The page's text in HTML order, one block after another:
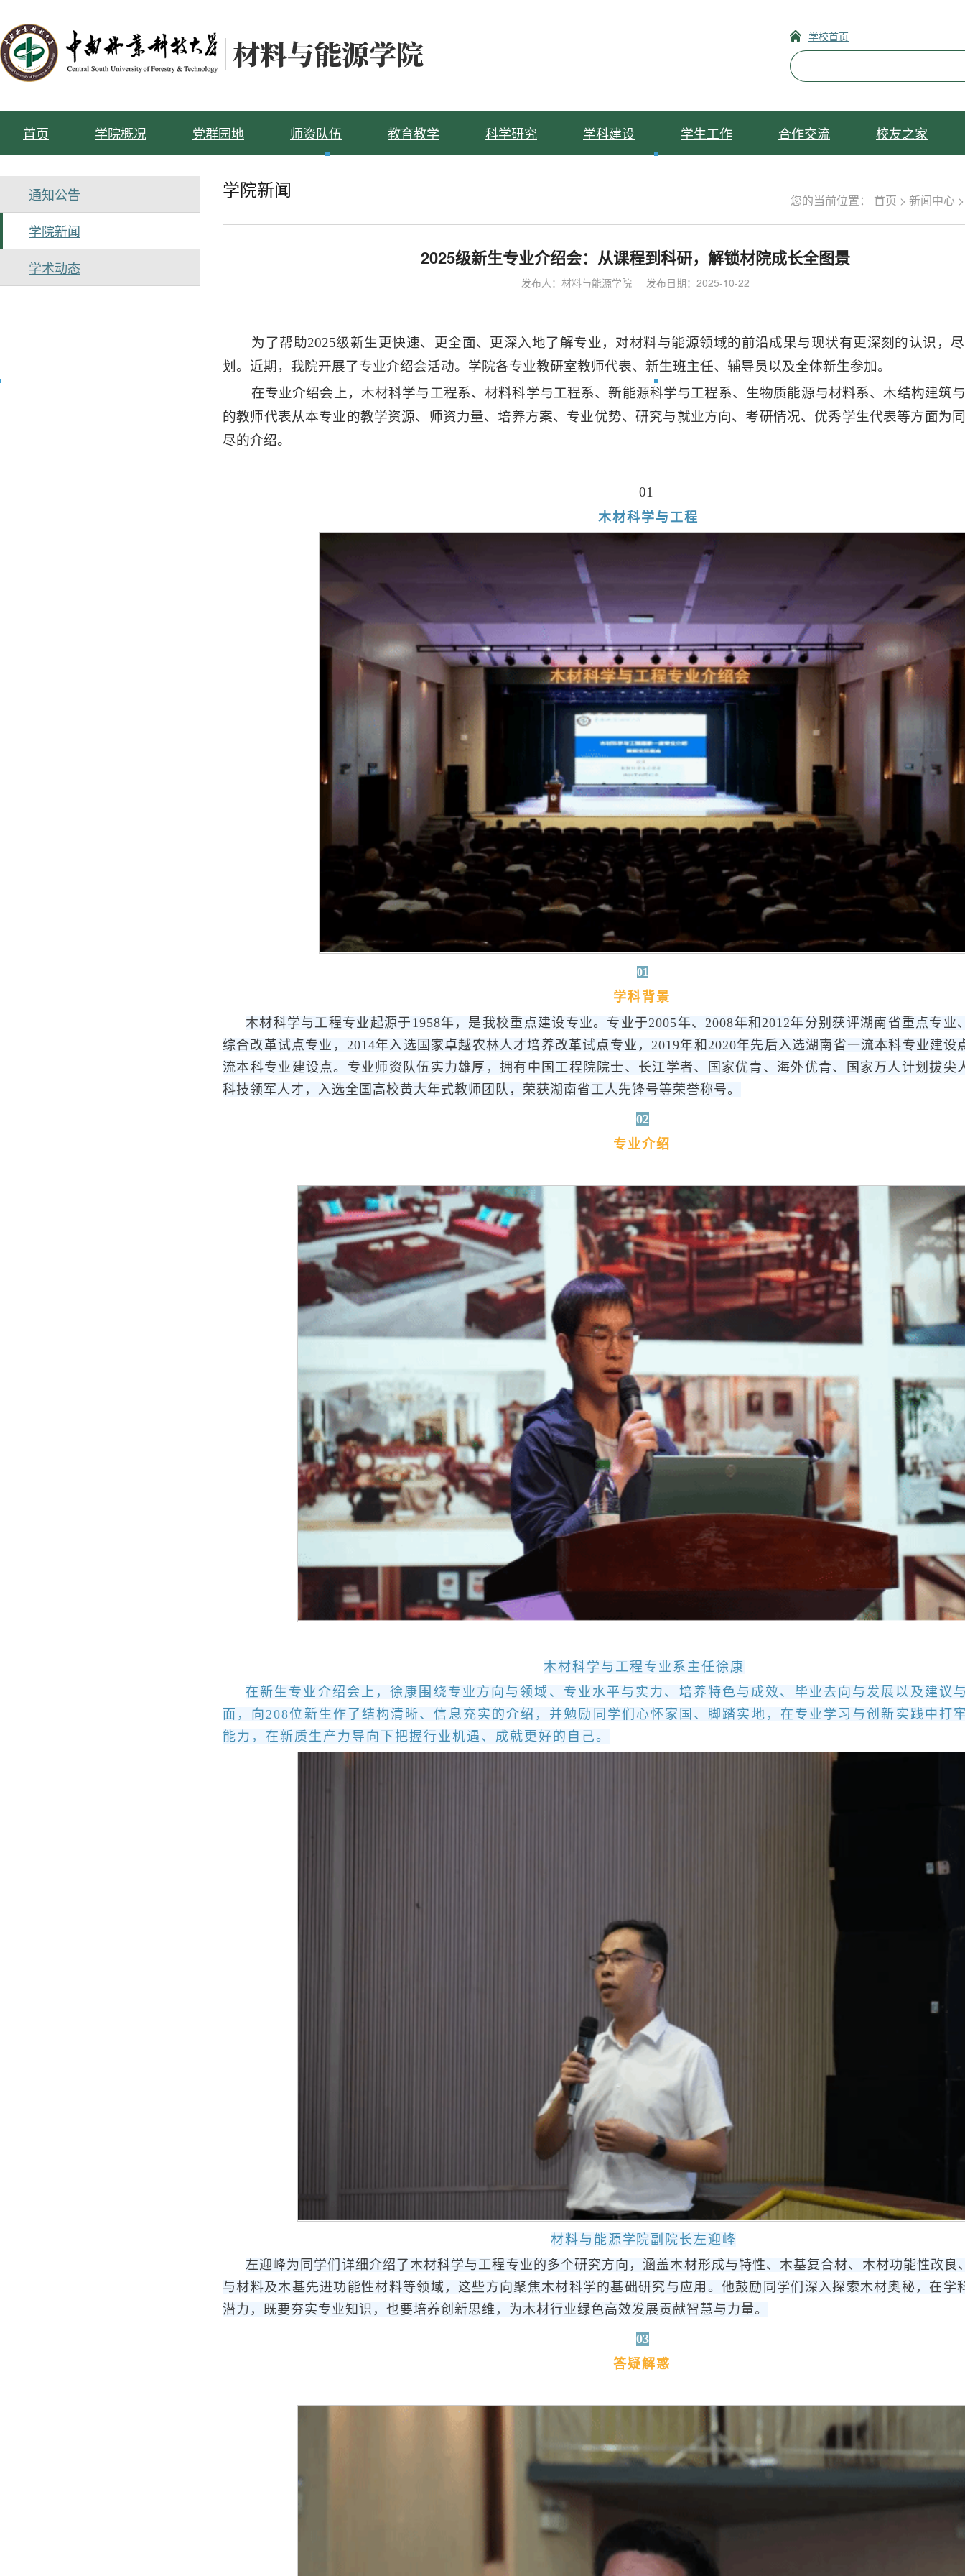
学校首页
首页 学院概况 党群园地 师资队伍 教育教学 科学研究 学科建设 学生工作 合作交流 校友之家
通知公告
学院新闻
学术动态
学院新闻
您的当前位置： 首页 > 新闻中心
2025级新生专业介绍会：从课程到科研，解锁材院成长全图景
发布人：材料与能源学院 发布日期：2025-10-22
为了帮助2025级新生更快速、更全面、更深入地了解专业，对材料与能源领域的前沿成果与现状有更深刻的认识，
划。近期，我院开展了专业介绍会活动。学院各专业教研室教师代表、新生班主任、辅导员以及全体新生参加。
在专业介绍会上，木材科学与工程系、材料科学与工程系、新能源科学与工程系、生物质能源与材料系、木结构建筑
的教师代表从本专业的教学资源、师资力量、培养方案、专业优势、研究与就业方向、考研情况、优秀学生代表等方面为
尽的介绍。
01
木材科学与工程
01
学科背景
木材科学与工程专业起源于1958年，是我校重点建设专业。专业于2005年、2008年和2012年分别获评湖南省重点专业
综合改革试点专业，2014年入选国家卓越农林人才培养改革试点专业，2019年和2020年先后入选湖南省一流本科专业建设
流本科专业建设点。专业师资队伍实力雄厚，拥有中国工程院院士、长江学者、国家优青、海外优青、国家万人计划拔尖
科技领军人才，入选全国高校黄大年式教师团队，荣获湖南省工人先锋号等荣誉称号。
02
专业介绍
木材科学与工程专业系主任徐康
在新生专业介绍会上，徐康围绕专业方向与领域、专业水平与实力、培养特色与成效、毕业去向与发展以及建议
面，向208位新生作了结构清晰、信息充实的介绍，并勉励同学们心怀家国、脚踏实地，在专业学习与创新实践中打
能力，在新质生产力导向下把握行业机遇、成就更好的自己。
材料与能源学院副院长左迎峰
左迎峰为同学们详细介绍了木材科学与工程专业的多个研究方向，涵盖木材形成与特性、木基复合材、木材功能性改良
与材料及木基先进功能性材料等领域，这些方向聚焦木材科学的基础研究与应用。他鼓励同学们深入探索木材奥秘，在学
潜力，既要夯实专业知识，也要培养创新思维，为木材行业绿色高效发展贡献智慧与力量。
03
答疑解惑